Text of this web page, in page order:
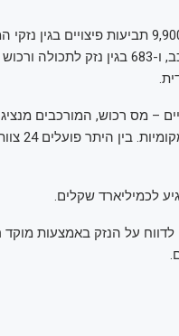
קרן הפיצויים של רשות המסים מדווחת כי עד כה התקבלו 9,900
8,549 תביעות הן בגין נזק למבנה, 668 תביעות בגין נזק לרכב, ו-
צוותים של קרן הפיצויים – מס רכוש, המורכבים
לכמיליארד שקלים.
לדווח על הנזק באמצעות